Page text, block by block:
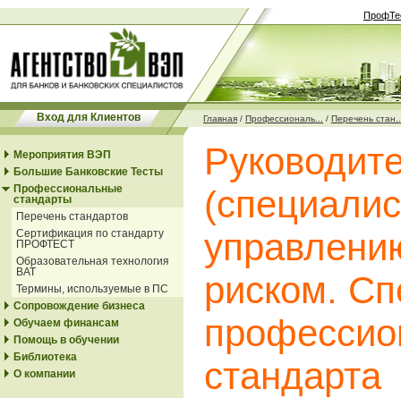
Вход для Клиентов Главная / Профессиональ... / Перечень
Мероприятия ВЭП
Большие Банковские Тесты
Профессиональные
стандарты
Перечень стандартов
Сертификация по стандарту
ПРОФТЕСТ
Образовательная технология
ВАТ
Термины, используемые в ПС
Сопровождение бизнеса
Обучаем финансам
Помощь в обучении
Библиотека
О компании
риском.
стандарта